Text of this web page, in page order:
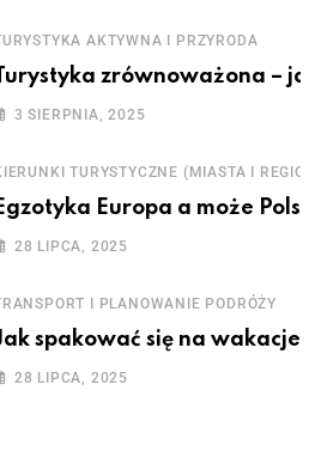
AKTYWNA I PRZYRODA
zrównoważona –
3 SIERPNIA, 2025
TURYSTYCZNE (MIASTA I
Europa a może
28 LIPCA, 2025
I PLANOWANIE PODRÓŻY
spakować się na wakacje
28 LIPCA, 2025